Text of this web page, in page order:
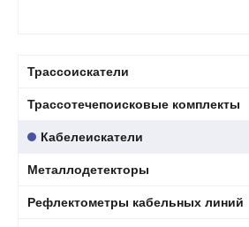
Трассоискатели
Трассотечепоисковые комплекты
Кабелеискатели
Металлодетекторы
Рефлектометры кабельных линий